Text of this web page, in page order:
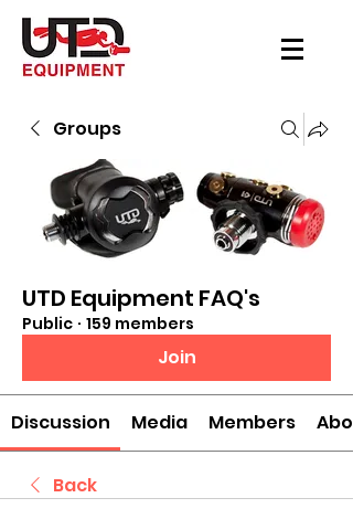
Groups
UTD Equipment FAQ's
Public · 159 members
Join
Discussion Media Members
Back